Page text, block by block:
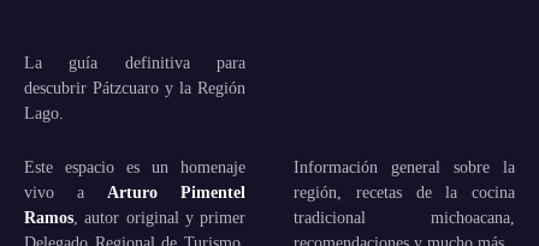
La guía definitiva para
descubrir Pátzcuaro y la Región
Lago.
Este espacio es un homenaje
vivo a Arturo Pimentel
Ramos , autor original y primer
Delegado Regional de Turismo.
Información general sobre la
región, recetas de la cocina
tradicional michoacana,
recomendaciones y mucho más.